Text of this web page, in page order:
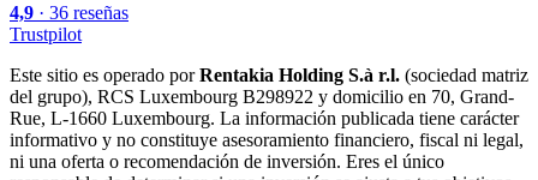
4,9 · 36 reseñas
Trustpilot
Este sitio es operado porRentakia Holding S.à r.l. (sociedad matriz
del grupo), RCS Luxembourg B298922 y domicilio en 70, Grand-
Rue, L-1660 Luxembourg. La información publicada tiene carácter
informativo y no constituye asesoramiento financiero, fiscal ni legal,
ni una oferta o recomendación de inversión. Eres el único